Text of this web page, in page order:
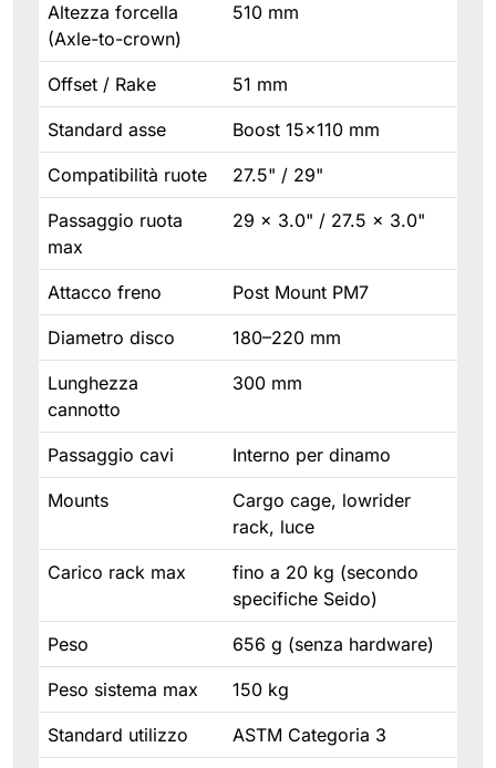
Altezza forcella
(Axle-to-crown)
510 mm
Offset / Rake 51 mm
Standard asse Boost 15×110 mm
Compatibilità ruote 27.5" / 29"
Passaggio ruota
max
29 × 3.0" / 27.5 × 3.0"
Attacco freno Post Mount PM7
Diametro disco 180–220 mm
Lunghezza
cannotto
300 mm
Passaggio cavi Interno per dinamo
Mounts
Cargo cage, lowrider
rack, luce
Carico rack max
fino a 20 kg (secondo
specifiche Seido)
Peso 656 g (senza hardware)
Peso sistema max 150 kg
Standard utilizzo ASTM Categoria 3